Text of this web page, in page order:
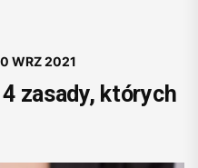
WRZ 2021
zasady, których